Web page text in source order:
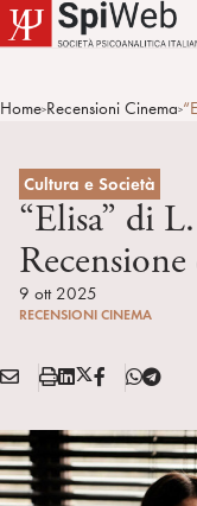
Home>Recensioni Cinema>
Cultura e Società
“Elisa” di
9 ott 2025
RECENSIONI CINEMA
Condividi:
E
A
I
L
S
a
p
L
n
k
e
X
T
w
i
F
T
l
e
g